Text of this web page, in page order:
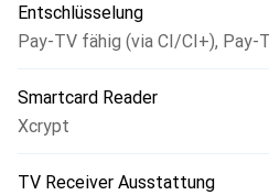
Entschlüsselung
Pay-TV fähig (via CI/CI+), Pay-
Smartcard Reader
Xcrypt
TV Receiver Ausstattung